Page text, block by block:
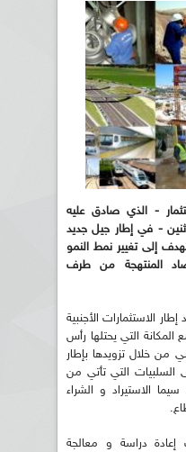
- الذي صادق عليه
- في إطار جيل جديد
إلى تغيير نمط النمو
المنتهجة من طرف
الاستثمارات الأجنبية
المكانة التي يحتلها رأس
من خلال تزويدها بإطار
التي تأتي من
الاستيراد و الشراء
دراسة و معالجة